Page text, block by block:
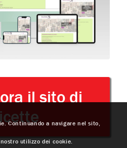
il sito di
Continuando a navigare nel sito,
utilizzo dei cookie.